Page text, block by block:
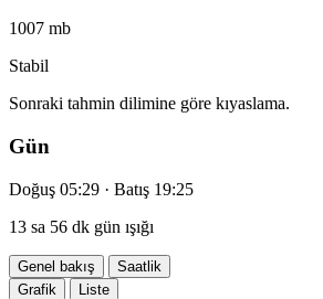
1007 mb
Stabil
Sonraki tahmin dilimine göre kıyaslama.
Gün
Doğuş 05:29 · Batış 19:25
13 sa 56 dk gün ışığı
Genel bakış
Saatlik
Grafik
Liste